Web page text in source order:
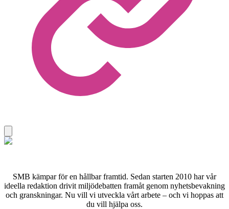
SMB kämpar för en hållbar framtid. Sedan starten 2010 har vår
ideella redaktion drivit miljödebatten framåt genom nyhetsbevakning
och granskningar. Nu vill vi utveckla vårt arbete – och vi hoppas att
du vill hjälpa oss.